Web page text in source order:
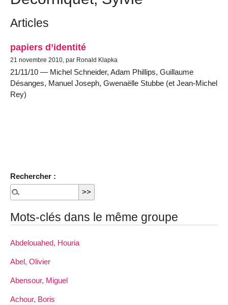
Articles
papiers d’identité
21 novembre 2010, par Ronald Klapka
21/11/10 — Michel Schneider, Adam Phillips, Guillaume
Désanges, Manuel Joseph, Gwenaëlle Stubbe (et Jean-Michel
Rey)
Rechercher :
Mots-clés dans le même groupe
Abdelouahed, Houria
Abel, Olivier
Abensour, Miguel
Achour, Boris